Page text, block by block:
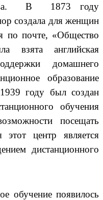
В 1873 году
создала для женщин
по почте, «Общество
взята английская
домашнего
образование
году был создан
обучения
посещать
центр является
дистанционного
обучение появилось